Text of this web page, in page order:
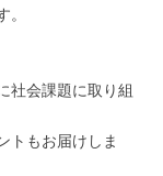
社会課題に取り組
トもお届けしま